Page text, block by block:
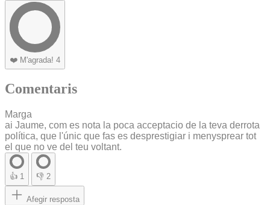
❤️ M'agrada! 4
Comentaris
Marga
ai Jaume, com es nota la poca acceptacio de la teva derrota
política, que l'únic que fas es desprestigiar i menysprear tot
el que no ve del teu voltant.
👍 1 👎 2
Afegir resposta